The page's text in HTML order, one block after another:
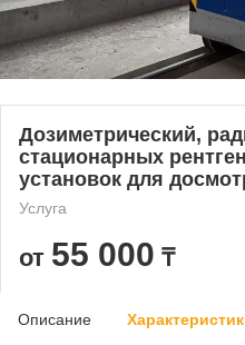
Дозиметрический,
стационарных
установок для
Услуга
от 55 000 ₸
Описание